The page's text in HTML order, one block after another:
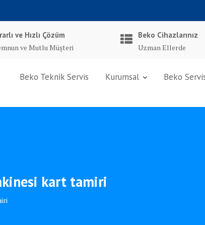
ve Hızlı Çözüm
ve Mutlu Müşteri
Beko Cihazlarınız
Uzman Ellerde
Beko Teknik Servis Kurumsal Beko
kart tamiri